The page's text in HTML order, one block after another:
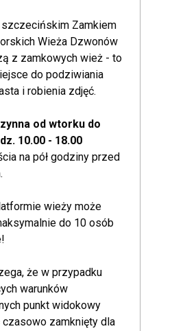
szczecińskim Zamkiem
Wieża Dzwonów
z zamkowych wież - to
do podziwiania
i robienia zdjęć.
od wtorku do
10.00 - 18.00
na pół godziny przed
wieży może
do 10 osób
że w przypadku
warunków
punkt widokowy
zamknięty dla